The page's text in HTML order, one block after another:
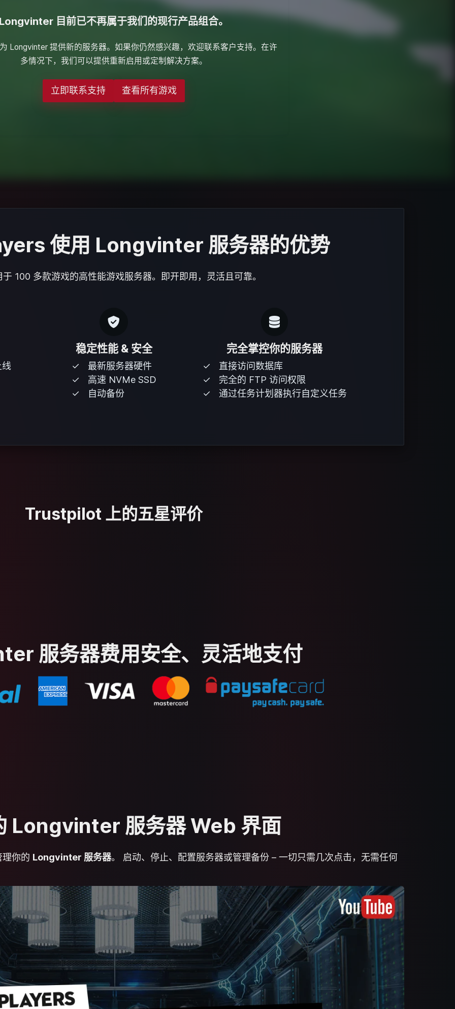
目前已不再属于我们的现行产品组合。
Longvinter 提供新的服务器。如果你仍然感兴趣，欢迎联系客户支持。在许
多情况下，我们可以提供重新启用或定制解决方案。
立即联系支持 查看所有游戏
使用 Longvinter 服务器的优势
100 多款游戏的高性能游戏服务器。即开即用，灵活且可靠。
线
稳定性能 & 安全
最新服务器硬件
高速 NVMe SSD
自动备份
完全掌控你的服务器
直接访问数据库
完全的 FTP 访问权限
通过任务计划器执行自定义任务
Trustpilot 上的五星评价
服务器费用安全、灵活地支付
Longvinter 服务器 Web 界面
你的 Longvinter 服务器。 启动、停止、配置服务器或管理备份 – 一切只需几次点击，无需任何